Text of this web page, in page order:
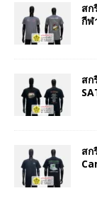
สก
กีฬ
สก
สก